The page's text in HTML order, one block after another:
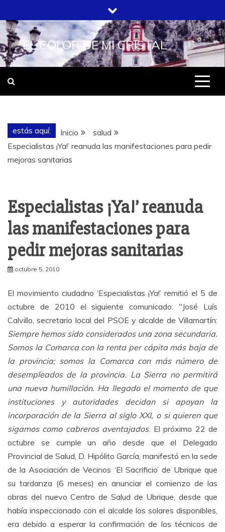
al
contenido
EL COLOR DE MI CRISTAL
estás aquí: Inicio
salud
Especialistas ¡Ya!’ reanuda las manifestaciones para pedir
mejoras sanitarias
Especialistas ¡Ya!’ reanuda
las manifestaciones para
pedir mejoras sanitarias
octubre 5, 2010
El movimiento ciudadno ‘Especialistas ¡Ya!’ remitió el 5 de
octubre de 2010 el siguiente comunicado: "José Luís
Calvillo, secretario local del PSOE y alcalde de Villamartín:
Siempre hemos sido considerados una zona secundaria.
Somos la Comarca con la renta per cápita más baja de
la provincia; somos la Comarca con más número de
desempleados de la provincia. La Sierra no permitirá
una nueva humillación. Ha llegado el momento de que
instituciones y autoridades decidan si apoyan la
incorporación de la Sierra al siglo XXI, o si quieren que
sigamos como cabreros aventajados. El próximo 22 de
octubre se cumple un año desde que el Delegado
Provincial de Salud, D. Hipólito García, manifestó en la sede
de la Asociación de Vecinos ‘El Sacrificio’ de Ubrique que
su tardanza (6 meses) en anunciar el comienzo de las
obras del nuevo Centro de Salud de Ubrique, desde que
había inspeccionado con el alcalde los solares disponibles,
era debido a esperar la confirmación de los técnicos de